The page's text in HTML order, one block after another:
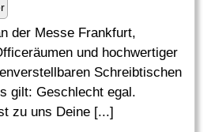
der Messe Frankfurt,
und hochwertiger
Schreibtischen
gilt: Geschlecht egal.
zu uns Deine [...]